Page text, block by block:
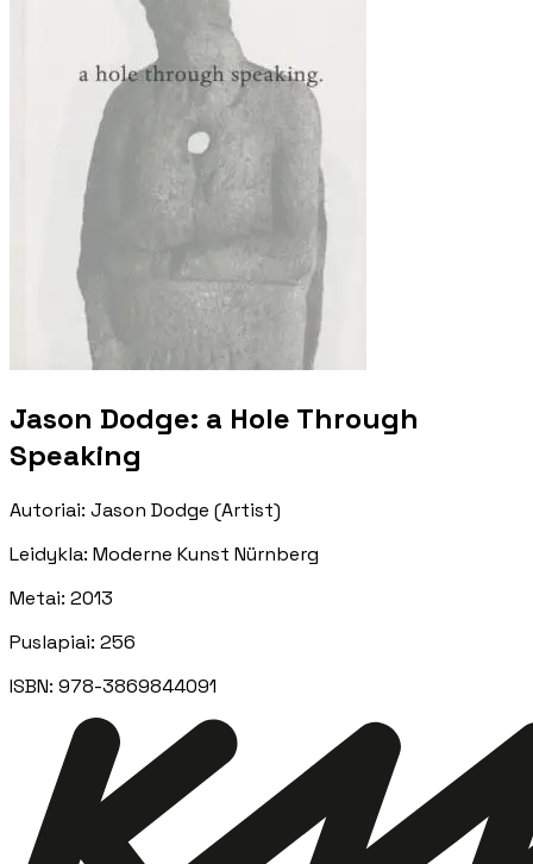
Jason Dodge: a Hole Through
Speaking
Autoriai: Jason Dodge (Artist)
Leidykla: Moderne Kunst Nürnberg
Metai: 2013
Puslapiai: 256
ISBN: 978-3869844091